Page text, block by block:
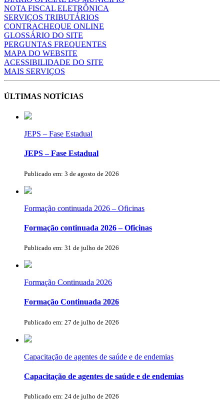
NOTA FISCAL ELETRÔNICA
SERVIÇOS TRIBUTÁRIOS
CONTRACHEQUE ONLINE
GLOSSÁRIO DO SITE
PERGUNTAS FREQUENTES
MAPA DO WEBSITE
ACESSIBILIDADE DO SITE
MAIS SERVIÇOS
ÚLTIMAS NOTÍCIAS
JEPS – Fase Estadual
JEPS – Fase Estadual
Publicado em: 3 de agosto de 2026
Formação continuada 2026 – Oficinas
Formação continuada 2026 – Oficinas
Publicado em: 31 de julho de 2026
Formação Continuada 2026
Formação Continuada 2026
Publicado em: 27 de julho de 2026
Capacitação de agentes de saúde e de endemias
Capacitação de agentes de saúde e de endemias
Publicado em: 24 de julho de 2026